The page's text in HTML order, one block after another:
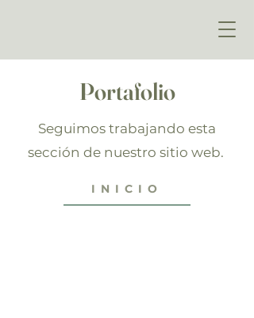
Portafolio
Seguimos trabajando esta
sección de nuestro sitio web.
INICIO